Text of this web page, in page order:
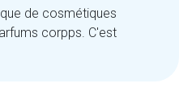
de cosmétiques
corpps. C'est